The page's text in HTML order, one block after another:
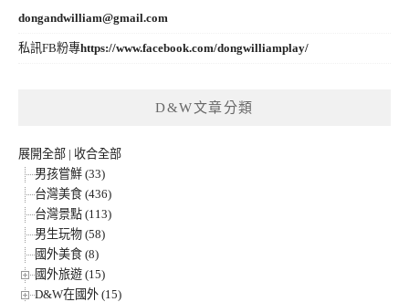
dongandwilliam@gmail.com
私訊FB粉專https://www.facebook.com/dongwilliamplay/
D&W文章分類
展開全部 | 收合全部
男孩嘗鮮 (33)
台灣美食 (436)
台灣景點 (113)
男生玩物 (58)
國外美食 (8)
國外旅遊 (15)
D&W在國外 (15)